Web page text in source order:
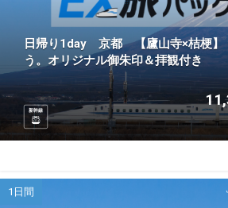
日帰り1day 京都 【廬山寺×桔梗】
う。オリジナル御朱印＆拝観付き
新幹線
1日間